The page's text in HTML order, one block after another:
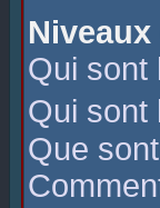
Qui sont
Qui
Que